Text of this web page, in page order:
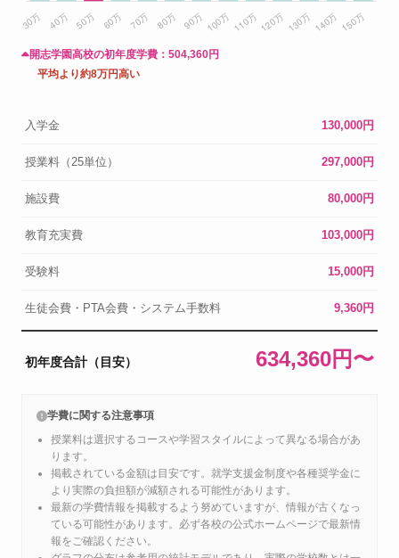
開志学園高校の初年度学費： 504,360円
平均より約8万円高い
入学金 130,000円
授業料（25単位） 297,000円
施設費 80,000円
教育充実費 103,000円
受験料 15,000円
生徒会費・PTA会費・システム手数料 9,360円
初年度合計（目安） 634,360円〜
学費に関する注意事項
授業料は選択するコースや学習スタイルによって異なる場合があ
ります。
掲載されている金額は目安です。就学支援金制度や各種奨学金に
より実際の負担額が減額される可能性があります。
最新の学費情報を掲載するよう努めていますが、情報が古くなっ
ている可能性があります。必ず各校の公式ホームページで最新情
報をご確認ください。